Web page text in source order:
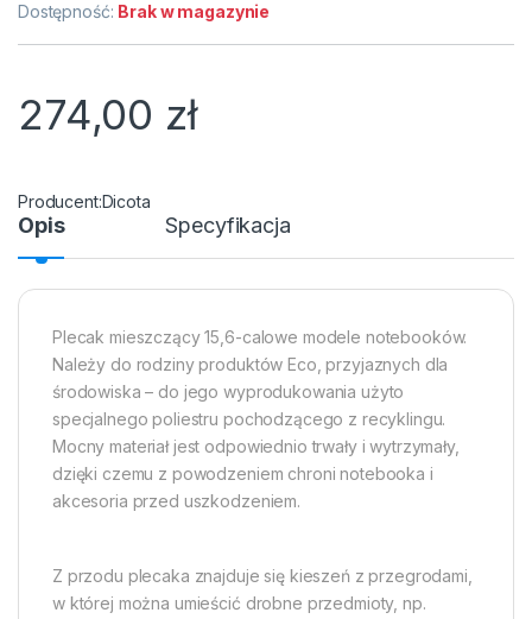
Dostępność: Brak w magazynie
274,00 zł
Dicota
Opis Specyfikacja
Plecak mieszczący 15,6-calowe modele notebooków.
Należy do rodziny produktów Eco, przyjaznych dla
środowiska – do jego wyprodukowania użyto
specjalnego poliestru pochodzącego z recyklingu.
Mocny materiał jest odpowiednio trwały i wytrzymały,
dzięki czemu z powodzeniem chroni notebooka i
akcesoria przed uszkodzeniem.
Z przodu plecaka znajduje się kieszeń z przegrodami,
w której można umieścić drobne przedmioty, np.